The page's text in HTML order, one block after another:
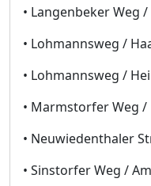
• Langenbeker Weg
• Lohmannsweg /
• Lohmannsweg /
• Marmstorfer Weg /
• Neuwiedenthaler
• Sinstorfer Weg /